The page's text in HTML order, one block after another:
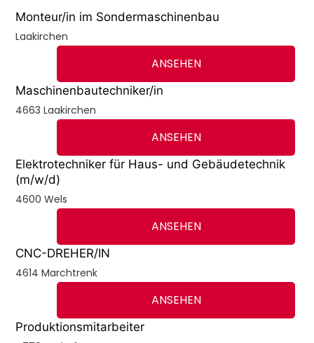
Monteur/in im Sondermaschinenbau
Laakirchen
ANSEHEN
Maschinenbautechniker/in
4663 Laakirchen
ANSEHEN
Elektrotechniker für Haus- und Gebäudetechnik
(m/w/d)
4600 Wels
ANSEHEN
CNC-DREHER/IN
4614 Marchtrenk
ANSEHEN
Produktionsmitarbeiter